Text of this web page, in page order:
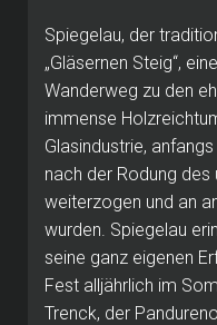
Spiegelau, der
„Gläsernen Steig“,
Wanderweg zu den
immense
Glasindustrie,
nach der Rodung
weiterzogen und an
wurden. Spiegelau
seine ganz eigenen
Fest alljährlich im
Trenck, der